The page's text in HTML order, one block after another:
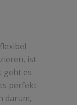
ist
geht es
perfekt
darum,